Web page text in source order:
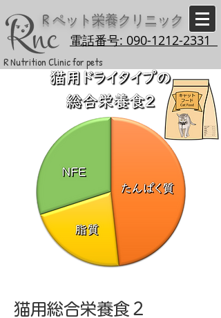
R ペット栄養クリニック
電話番号: 090-1212-2331
R Nutrition Clinic for pets
猫用総合栄養食２